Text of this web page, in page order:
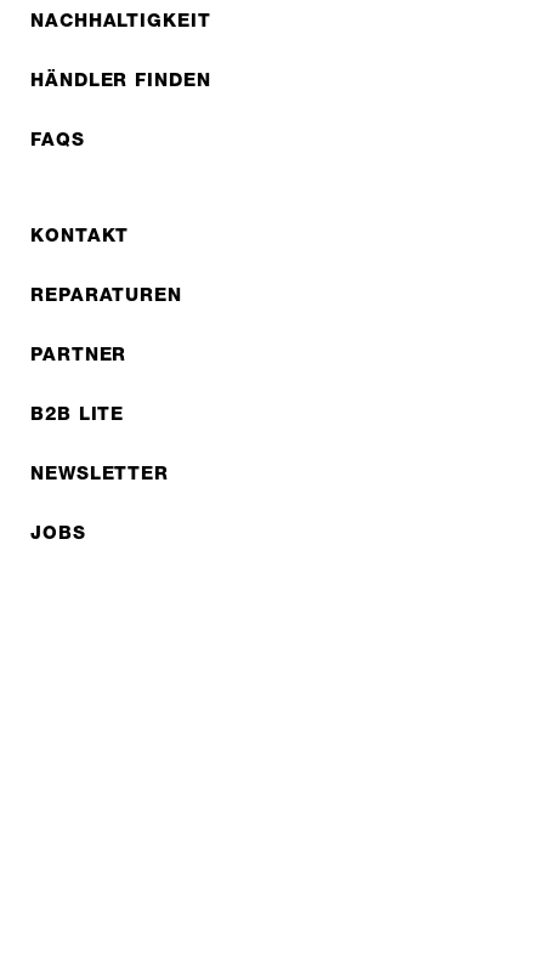
NACHHALTIGKEIT
HÄNDLER FINDEN
FAQS
KONTAKT
REPARATUREN
PARTNER
B2B LITE
NEWSLETTER
JOBS